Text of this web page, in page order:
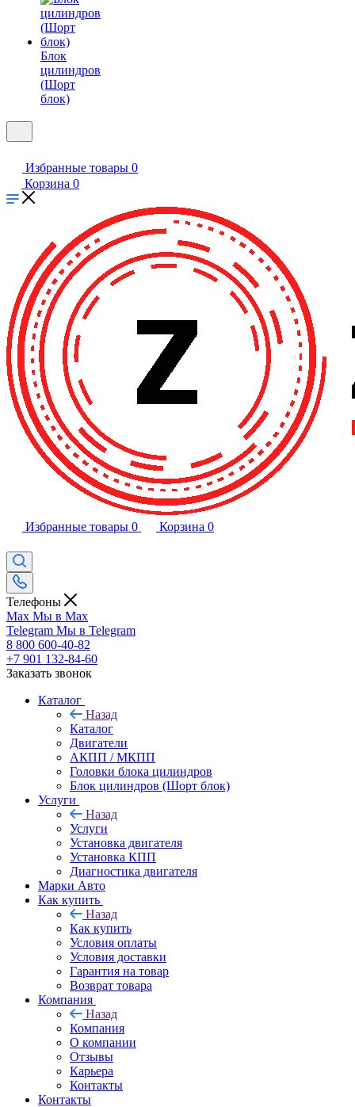
Блок
цилиндров
(Шорт
блок)
Избранные товары 0
Корзина 0
Избранные товары 0 Корзина 0
Телефоны
Max Мы в Max
Telegram Мы в Telegram
8 800 600-40-82
+7 901 132-84-60
Заказать звонок
Каталог
Назад
Каталог
Двигатели
АКПП / МКПП
Головки блока цилиндров
Блок цилиндров (Шорт блок)
Услуги
Назад
Услуги
Установка двигателя
Установка КПП
Диагностика двигателя
Марки Авто
Как купить
Назад
Как купить
Условия оплаты
Условия доставки
Гарантия на товар
Возврат товара
Компания
Назад
Компания
О компании
Отзывы
Карьера
Контакты
Контакты